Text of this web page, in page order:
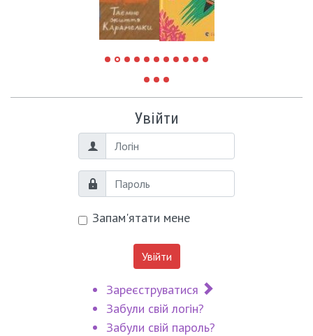
Увійти
Логін
Пароль
Запам'ятати мене
Увійти
Зареєструватися
Забули свій логін?
Забули свій пароль?